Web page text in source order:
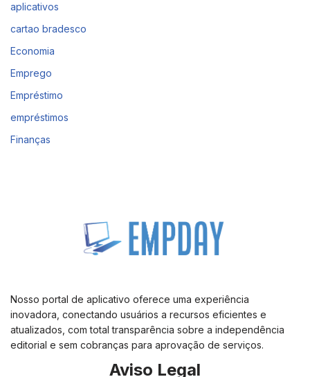
aplicativos
cartao bradesco
Economia
Emprego
Empréstimo
empréstimos
Finanças
Nosso portal de aplicativo oferece uma experiência
inovadora, conectando usuários a recursos eficientes e
atualizados, com total transparência sobre a independência
editorial e sem cobranças para aprovação de serviços.
Aviso Legal